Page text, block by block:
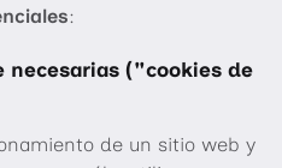
:
necesarias ("cookies de
de un sitio web y